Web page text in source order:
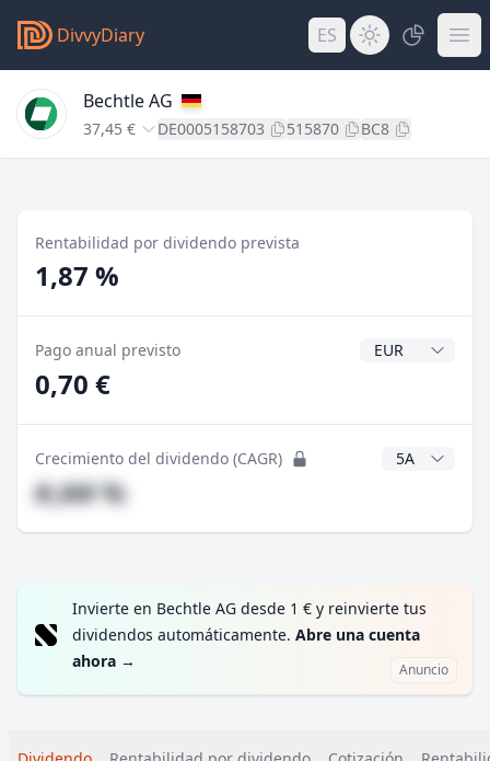
DivvyDiary ES
Bechtle AG
37,45 € DE0005158703 515870 BC8
Rentabilidad por dividendo prevista
1,87 %
Pago anual previsto Divisa del
0,70 €
Crecimiento del dividendo (CAGR) Años CAGR
#,## %
Invierte en Bechtle AG desde 1 € y reinvierte tus
dividendos automáticamente. Abre una cuenta
ahora → Anuncio